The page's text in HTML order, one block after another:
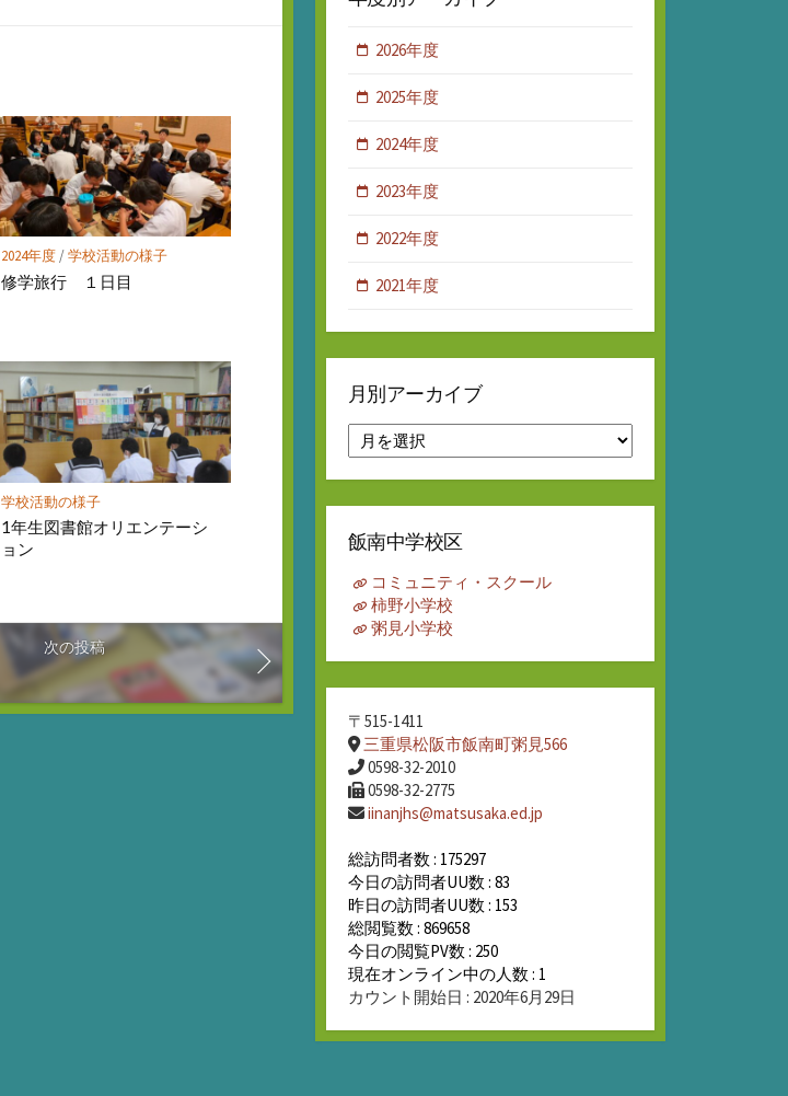
2024年度/学校活動の様子
修学旅行 １日目
学校活動の様子
1年生図書館オリエンテーシ
ョン
次の投稿
2026年度
2025年度
2024年度
2023年度
2022年度
2021年度
月別アーカイブ
別
ア
ー
イ
飯南中学校区
コミュニティ・スクール
柿野小学校
粥見小学校
〒515-1411
三重県松阪市飯南町粥見566
0598-32-2010
0598-32-2775
iinanjhs@matsusaka.ed.jp
総訪問者数 : 175297
今日の訪問者UU数 : 83
昨日の訪問者UU数 : 153
総閲覧数 : 869658
今日の閲覧PV数 : 250
現在オンライン中の人数 : 1
カウント開始日 : 2020年6月29日